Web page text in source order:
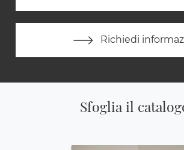
Richiedi
Sfoglia il